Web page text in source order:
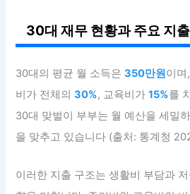
30대 재무 현황과 주요 지
30대의 평균 월 소득은350만원이며
비가 전체의30%, 교육비가15%를
30대 맞벌이 부부는 월 예산을 세밀
을 맞추고 있습니다 (출처: 통계청
이러한 지출 구조는 생활비 부담과